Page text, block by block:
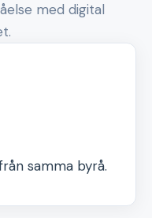
med digital
samma byrå.